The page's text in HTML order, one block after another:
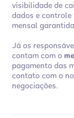
visibilidade de
dados e
mensal
Já os
contam com o
pagamento das
contato com o
negociações.